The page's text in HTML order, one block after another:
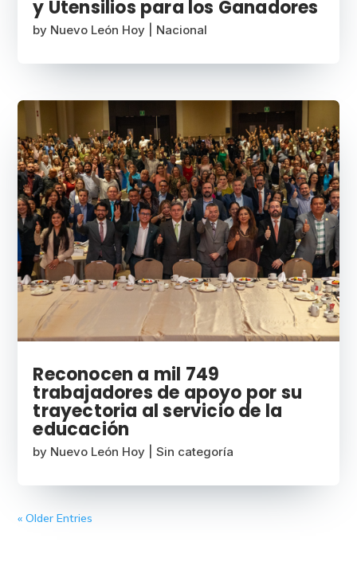
y Utensilios para los Ganadores
by Nuevo León Hoy Nacional
Reconocen a mil 749
trabajadores de apoyo por su
trayectoria al servicio de la
educación
by Nuevo León Hoy |Sin categoría
« Older Entries